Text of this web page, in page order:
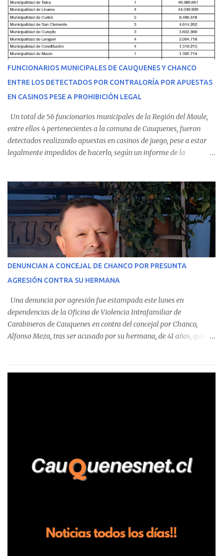
equipo médico determinó su traslado de urgencia al Hospital
Regional de Talca y dado la urgencia la ambulancia partió hacia
Talca con escolta de Carabineros. En medio del traslado, el
estudiante de medicina de 25 años, se agravó y pese a los esfuerzos
del personal de emergencia terminó falleciendo, sin alcanzar a
recibir atención especializada en el centro de destino. Apenas se
conoció la gravedad de su condición, sus padres —residentes en
Villarrica— se trasladaron a Cauquenes con la esperanza de una
evolución favorable. No obstante, alrededo...
FUNCIONARIOS MUNICIPALES DE CAUQUENES Y CHANCO
ENTRE LOS DETECTADOS POR CONTRALORÍA POR APUESTAS
EN CASINOS PESE A PROHIBICIÓN LEGAL
Un total de 56 funcionarios municipales de la Región del Maule,
entre ellos 4 pertenecientes a la comuna de Cauquenes, fueron
detectados realizando apuestas en casinos de juego, pese a estar
legalmente impedidos de hacerlo, según un informe de la
estableció que estos funcionarios —quienes administran o
custodian fondos públicos— efectuaron transacciones por un
monto total de $116.075.918 entre enero de 2024 y junio de 2025.
En el detalle regional, se indica que en la comuna de Cauquenes se
identificó a cuatro funcionarios involucrados en este tipo de
operaciones. Asimismo, se precisa que uno de los casos
corresponde a un funcionario de la Municipalidad de Chanco,
detectaron incumplimientos a la normativa vigente. El informe
precisa que la mayor cantidad de dinero apostado se registró en
Talca, donde...
DENUNCIAN A CONCEJAL DE CHANCO POR PRESUNTA
AGRESIÓN CONTRA SU HERMANA
Una denuncia por agresión fue estampada este lunes en
dependencias de la Oficina de Violencia Intrafamiliar de
Carabineros de Cauquenes en contra del concejal por Chanco,
Alfonso Meza, tras ser acusado por su hermana, de 41 años, quien
relató que los hechos ocurrieron cerca de las 11:30 horas en el
trabajadores, el edil descendió del vehículo y, en medio de la
confrontación, la habría tomado de los hombros, empujado al
suelo y agredido con golpes de pies y manos, mientr...